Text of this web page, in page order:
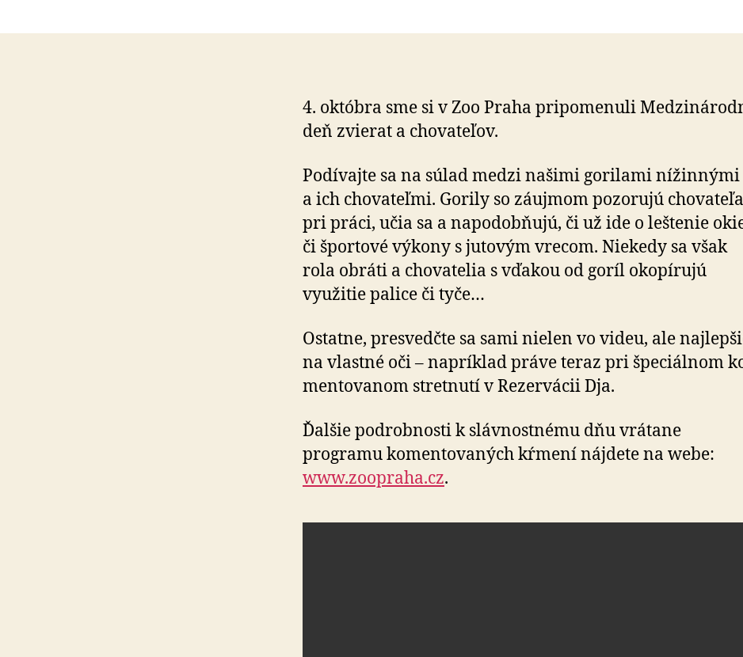
a
4. októbra sme si v Zoo Praha pripomenuli
deň zvierat a cho­va­te­ľov.
Podívajte sa na súlad medzi našimi gorilami nížinnými
a ich cho­va­teľ­mi. Gorily so záujmom pozorujú chovateľa
pri práci, učia sa a na­po­dob­ňu­jú, či už ide o leš­tenie
či športové výkony s ju­to­vým vrecom. Niekedy sa však
rola obráti a cho­va­te­lia s vďakou od goríl oko­pí­ru­jú
využitie palice či tyče…
Ostatne, presvedčte sa sami nielen vo videu, ale
na vlastné oči – napríklad práve teraz pri špe­ciál­nom
men­to­va­nom stretnutí v Re­zer­vá­cii Dja.
Ďalšie podrobnosti k slávnostnému dňu vrátane
programu komentovaných kŕmení nájdete na webe:
www.zoopraha.cz.